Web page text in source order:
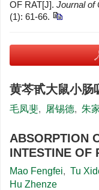
OF RAT[J]. Journal of
(1): 61-66.
黄芩甙大鼠小肠
毛凤斐, 屠锡德, 朱
ABSORPTION
INTESTINE OF
Mao Fengfei, Tu
Hu Zhenze